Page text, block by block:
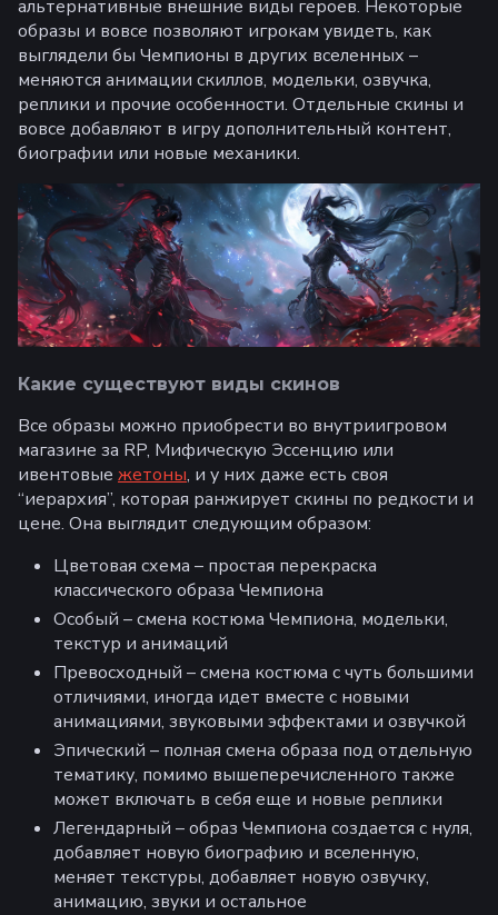
альтернативные внешние виды героев. Некоторые
образы и вовсе позволяют игрокам увидеть, как
выглядели бы Чемпионы в других вселенных –
меняются анимации скиллов, модельки, озвучка,
реплики и прочие особенности. Отдельные скины и
вовсе добавляют в игру дополнительный контент,
биографии или новые механики.
Какие существуют виды скинов
Все образы можно приобрести во внутриигровом
магазине за RP, Мифическую Эссенцию или
ивентовые жетоны, и у них даже есть своя
“иерархия”, которая ранжирует скины по редкости и
цене. Она выглядит следующим образом:
Цветовая схема – простая перекраска
классического образа Чемпиона
Особый – смена костюма Чемпиона, модельки,
текстур и анимаций
Превосходный – смена костюма с чуть большими
отличиями, иногда идет вместе с новыми
анимациями, звуковыми эффектами и озвучкой
Эпический – полная смена образа под отдельную
тематику, помимо вышеперечисленного также
может включать в себя еще и новые реплики
Легендарный – образ Чемпиона создается с нуля,
добавляет новую биографию и вселенную,
меняет текстуры, добавляет новую озвучку,
анимацию, звуки и остальное